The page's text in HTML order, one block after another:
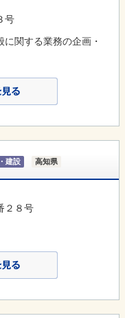
号
関する業務の企画・
建設 高知県
２８号